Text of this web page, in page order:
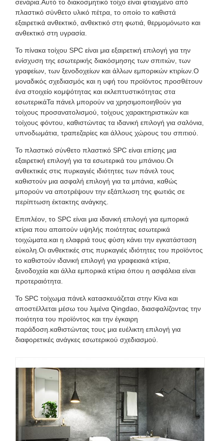
σενάρια.Αυτό το διακοσμητικό τοίχο είναι φτιαγμένο από
πλαστικό σύνθετο υλικό πέτρα, το οποίο το καθιστά
εξαιρετικά ανθεκτικό, ανθεκτικό στη φωτιά, θερμομόνωτο και
ανθεκτικό στη υγρασία.
Το πίνακα τοίχου SPC είναι μια εξαιρετική επιλογή για την
ενίσχυση της εσωτερικής διακόσμησης των σπιτιών, των
γραφείων, των ξενοδοχείων και άλλων εμπορικών κτιρίων.Ο
μοναδικός σχεδιασμός και η υφή του προϊόντος προσθέτουν
ένα στοιχείο κομψότητας και εκλεπτυστικότητας στα
εσωτερικάΤα πάνελ μπορούν να χρησιμοποιηθούν για
τοίχους προσανατολισμού, τοίχους χαρακτηριστικών και
τοίχους φόντου, καθιστώντας τα ιδανική επιλογή για σαλόνια,
υπνοδωμάτια, τραπεζαρίες και άλλους χώρους του σπιτιού.
Το πλαστικό σύνθετο πλαστικό SPC είναι επίσης μια
εξαιρετική επιλογή για τα εσωτερικά του μπάνιου.Οι
ανθεκτικές στις πυρκαγιές ιδιότητες των πάνελ τους
καθιστούν μια ασφαλή επιλογή για τα μπάνια, καθώς
μπορούν να αποτρέψουν την εξάπλωση της φωτιάς σε
περίπτωση έκτακτης ανάγκης.
Επιπλέον, το SPC είναι μια ιδανική επιλογή για εμπορικά
κτίρια που απαιτούν υψηλής ποιότητας εσωτερικά
τοιχώματα.και η ελαφριά τους φύση κάνει την εγκατάσταση
εύκολη.Οι ανθεκτικές στις πυρκαγιές ιδιότητες του προϊόντος
το καθιστούν ιδανική επιλογή για γραφειακά κτίρια,
ξενοδοχεία και άλλα εμπορικά κτίρια όπου η ασφάλεια είναι
προτεραιότητα.
Το SPC τοίχωμα πάνελ κατασκευάζεται στην Κίνα και
αποστέλλεται μέσω του λιμένα Qingdao, διασφαλίζοντας την
ποιότητα του προϊόντος και την έγκαιρη
παράδοση.καθιστώντας τους μια ευέλικτη επιλογή για
διαφορετικές ανάγκες εσωτερικού σχεδιασμού.